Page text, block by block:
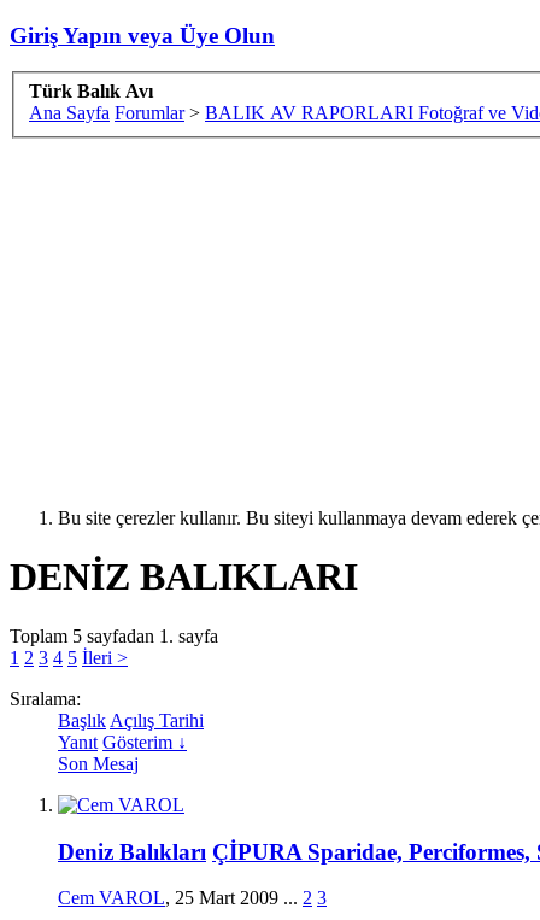
Giriş Yapın veya Üye Olun
Türk Balık Avı
Ana Sayfa Forumlar > BALIK AV RAPORLARI Fotoğraf ve
Bu site çerezler kullanır. Bu siteyi kullanmaya devam ederek
DENİZ BALIKLARI
Toplam 5 sayfadan 1. sayfa
1 2 3 4 5 İleri >
Sıralama:
Başlık Açılış Tarihi
Yanıt Gösterim ↓
Son Mesaj
Deniz Balıkları ÇİPURA Sparidae, Perciformes,
Cem VAROL, 25 Mart 2009 ... 2 3